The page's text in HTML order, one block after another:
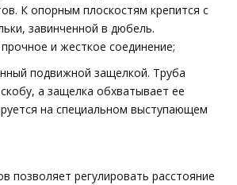
К опорным плоскостям крепится с
завинченной в дюбель.
и жесткое соединение;
подвижной защелкой. Труба
а защелка обхватывает ее
на специальном выступающем
позволяет регулировать расстояние